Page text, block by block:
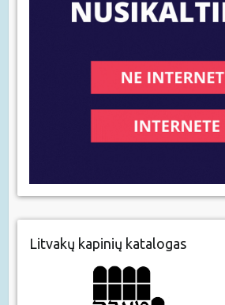
Litvakų kapinių katalogas